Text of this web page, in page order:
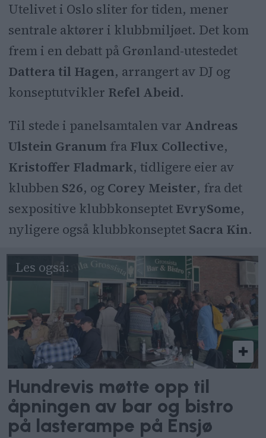
opplevelser enn å clubbing.
Flere konkurser ventes framover.
Utelivet i Oslo sliter for tiden, mener
sentrale aktører i klubbmiljøet. Det kom
frem i en debatt på Grønland-utestedet
Dattera til Hagen, arrangert av DJ og
konseptutvikler Refel Abeid.
Til stede i panelsamtalen var Andreas
Ulstein Granum fra Flux Collective,
Kristoffer Fladmark, tidligere eier av
klubben S26, og Corey Meister, fra det
sexpositive klubbkonseptet EvrySome,
nyligere også klubbkonseptet Sacra Kin.
Hundrevis møtte opp til
åpningen av bar og bistro
på lasterampe på Ensjø